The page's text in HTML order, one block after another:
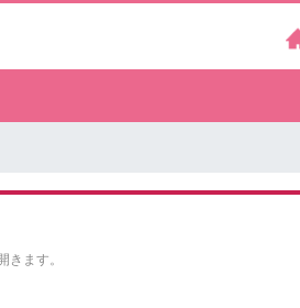
ます。